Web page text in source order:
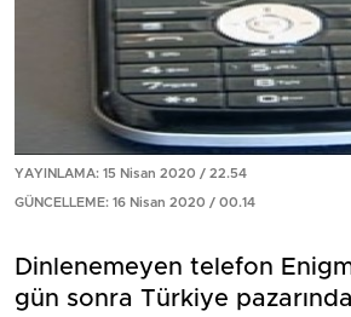
YAYINLAMA: 15 Nisan 2020 / 22.54
GÜNCELLEME: 16 Nisan 2020 / 00.14
Dinlenemeyen telefon
gün sonra Türkiye